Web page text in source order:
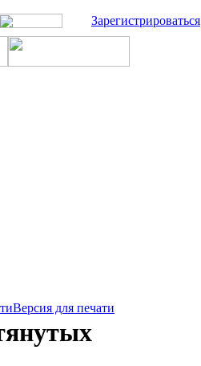
Зарегистрироваться
Версия для печати